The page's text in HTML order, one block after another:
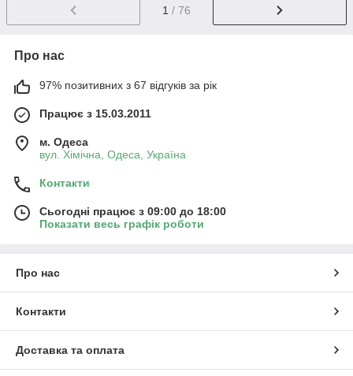
1 / 76
Про нас
97% позитивних з 67 відгуків за рік
Працює з 15.03.2011
м. Одеса
вул. Хiмiчна, Одеса, Україна
Контакти
Сьогодні працює з 09:00 до 18:00
Показати весь графік роботи
Про нас
Контакти
Доставка та оплата